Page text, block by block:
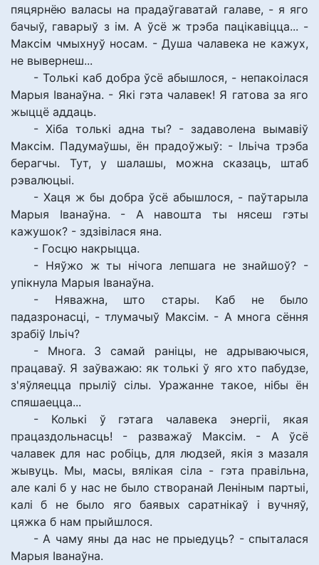
пяцярнёю валасы на прадаўгаватай галаве, - я яго
бачыў, гаварыў з ім. А ўсё ж трэба пацікавіцца... -
Максім чмыхнуў носам. - Душа чалавека не кажух,
не вывернеш...
- Толькі каб добра ўсё абышлося, - непакоілася
Марыя Іванаўна. - Які гэта чалавек! Я гатова за яго
жыццё аддаць.
- Хіба толькі адна ты? - задаволена вымавіў
Максім. Падумаўшы, ён прадоўжыў: - Ільіча трэба
берагчы. Тут, у шалашы, можна сказаць, штаб
рэвалюцыі.
- Хаця ж бы добра ўсё абышлося, - паўтарыла
Марыя Іванаўна. - А навошта ты нясеш гэты
кажушок? - здзівілася яна.
- Госцю накрыцца.
- Няўжо ж ты нічога лепшага не знайшоў? -
упікнула Марыя Іванаўна.
- Няважна, што стары. Каб не было
падазронасці, - тлумачыў Максім. - А многа сёння
зрабіў Ільіч?
- Многа. З самай раніцы, не адрываючыся,
працаваў. Я заўважаю: як толькі ў яго хто пабудзе,
з'яўляецца прыліў сілы. Уражанне такое, нібы ён
спяшаецца...
- Колькі ў гэтага чалавека энергіі, якая
працаздольнасць! - разважаў Максім. - А ўсё
чалавек для нас робіць, для людзей, якія з мазаля
жывуць. Мы, масы, вялікая сіла - гэта правільна,
але калі б у нас не было створанай Леніным партыі,
калі б не было яго баявых саратнікаў і вучняў,
цяжка б нам прыйшлося.
- А чаму яны да нас не прыедуць? - спыталася
Марыя Іванаўна.